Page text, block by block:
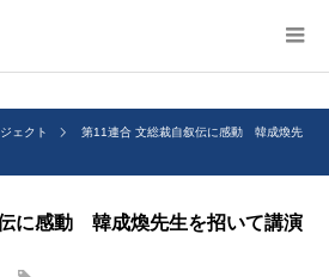
ェクト
第11連合 文総裁自叙伝に感動 韓成煥先
に感動 韓成煥先生を招いて講演